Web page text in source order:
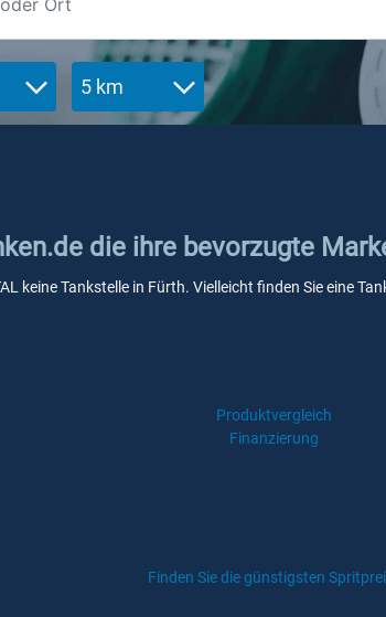
5 km
die ihre bevorzugte
keine Tankstelle in Fürth. Vielleicht finden Sie eine
Produktvergleich
Finanzierung
Finden Sie die günstigsten